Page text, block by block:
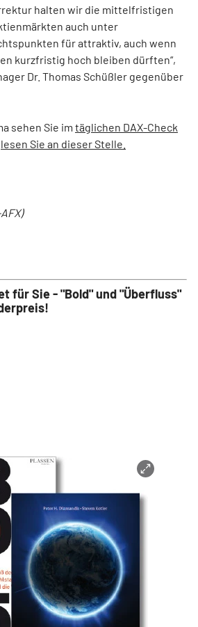
halten wir die mittelfristigen
auch unter
für attraktiv, auch wenn
kurzfristig hoch bleiben dürften“,
Dr. Thomas Schüßler gegenüber
sehen Sie im täglichen DAX-Check
lesen Sie an dieser Stelle.
für Sie - "Bold" und "Überfluss"